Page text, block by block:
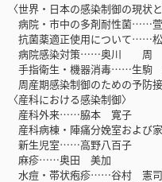
〈世界・日本の感染制御の現状
病院・市中の多剤耐性菌……
抗菌薬適正使用について……
病院感染対策……奥川 周
手指衛生・機器消毒……生駒
周産期感染制御のための予
〈産科における感染制御〉
産科外来……脇本 寛子
産科病棟・陣痛分娩室およ
新生児室……高野八百子
麻疹……奥田 美加
水痘・帯状疱疹……谷村 憲